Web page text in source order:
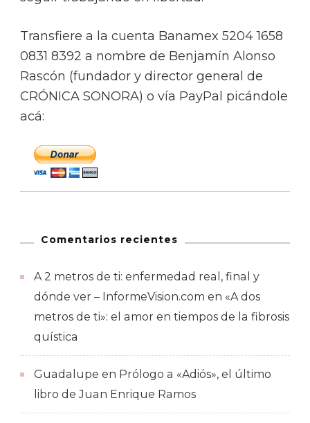
Transfiere a la cuenta Banamex 5204 1658
0831 8392 a nombre de Benjamín Alonso
Rascón (fundador y director general de
CRÓNICA SONORA) o vía PayPal picándole
acá:
Comentarios recientes
A 2 metros de ti: enfermedad real, final y
dónde ver – InformeVision.com en «A dos
metros de ti»: el amor en tiempos de la fibrosis
quística
Guadalupe en Prólogo a «Adiós», el último
libro de Juan Enrique Ramos